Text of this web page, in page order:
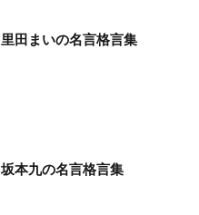
里田まいの名言格言集
坂本九の名言格言集